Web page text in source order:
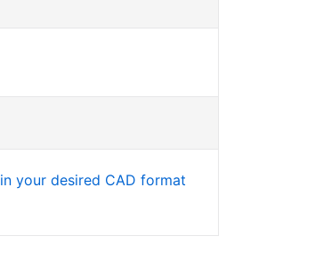
in your desired CAD format